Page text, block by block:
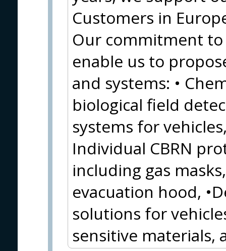
Customers in
Our commitment to
enable us to
and systems: •
biological field
systems for
Individual CBRN
including gas
evacuation hood,
solutions for
sensitive materials,